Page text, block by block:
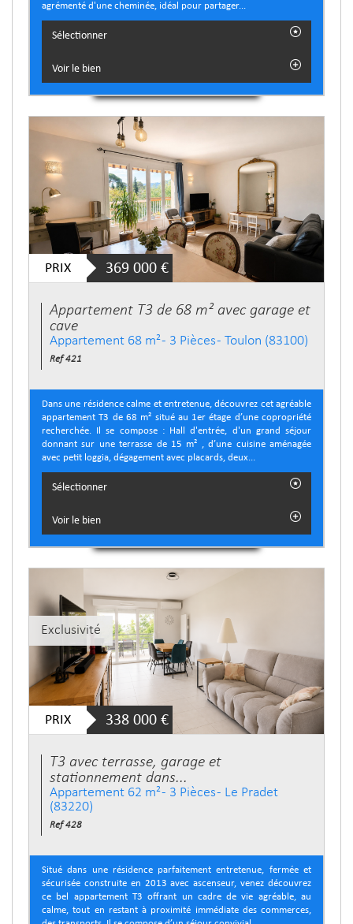
agrémenté d'une cheminée, idéal pour partager...
Sélectionner
Voir le bien
PRIX 369 000 €
Appartement T3 de 68 m² avec garage et
cave
Appartement 68 m² - 3 Pièces - Toulon (83100)
Ref 421
Dans une résidence calme et entretenue, découvrez cet agréable
appartement T3 de 68 m² situé au 1er étage d’une copropriété
recherchée. Il se compose : Hall d'entrée, d'un grand séjour
donnant sur une terrasse de 15 m² , d’une cuisine aménagée
avec petit loggia, dégagement avec placards, deux...
Sélectionner
Voir le bien
Exclusivité
PRIX 338 000 €
T3 avec terrasse, garage et
stationnement dans...
Appartement 62 m² - 3 Pièces - Le Pradet
(83220)
Ref 428
Situé dans une résidence parfaitement entretenue, fermée et
sécurisée construite en 2013 avec ascenseur, venez découvrez
ce bel appartement T3 offrant un cadre de vie agréable, au
calme, tout en restant à proximité immédiate des commerces,